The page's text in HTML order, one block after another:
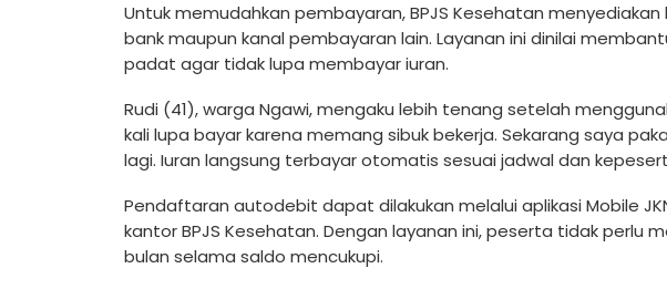
Untuk memudahkan pembayaran, BPJS Kesehatan
bank maupun kanal pembayaran lain. Layanan ini dinilai
padat agar tidak lupa membayar iuran.
Rudi (41), warga Ngawi, mengaku lebih tenang setelah
kali lupa bayar karena memang sibuk bekerja. Sekarang saya
lagi. Iuran langsung terbayar otomatis sesuai jadwal dan
Pendaftaran autodebit dapat dilakukan melalui aplikasi Mobile
kantor BPJS Kesehatan. Dengan layanan ini, peserta tidak perlu
bulan selama saldo mencukupi.